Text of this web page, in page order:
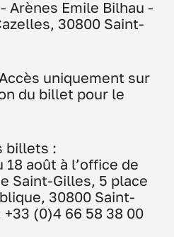
Arènes Emile Bilhau -
30800 Saint-
Accès uniquement sur
du billet pour le
billets :
18 août à l’office de
Saint-Gilles, 5 place
30800 Saint-
+33 (0)4 66 58 38 00